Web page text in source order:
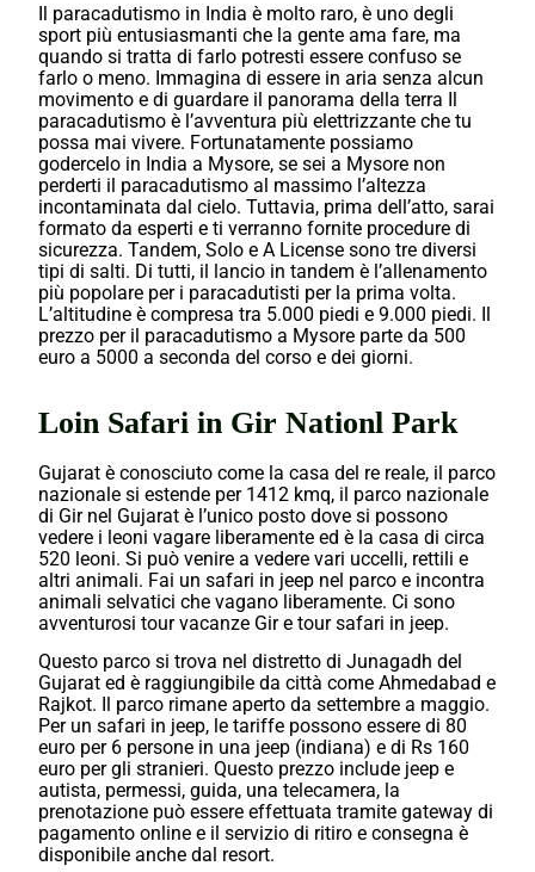
Il paracadutismo in India è molto raro, è uno degli
sport più entusiasmanti che la gente ama fare, ma
quando si tratta di farlo potresti essere confuso se
farlo o meno. Immagina di essere in aria senza alcun
movimento e di guardare il panorama della terra Il
paracadutismo è l’avventura più elettrizzante che tu
possa mai vivere. Fortunatamente possiamo
godercelo in India a Mysore, se sei a Mysore non
perderti il paracadutismo al massimo l’altezza
incontaminata dal cielo. Tuttavia, prima dell’atto, sarai
formato da esperti e ti verranno fornite procedure di
sicurezza. Tandem, Solo e A License sono tre diversi
tipi di salti. Di tutti, il lancio in tandem è l’allenamento
più popolare per i paracadutisti per la prima volta.
L’altitudine è compresa tra 5.000 piedi e 9.000 piedi. Il
prezzo per il paracadutismo a Mysore parte da 500
euro a 5000 a seconda del corso e dei giorni.
Loin Safari in Gir Nationl Park
Gujarat è conosciuto come la casa del re reale, il parco
nazionale si estende per 1412 kmq, il parco nazionale
di Gir nel Gujarat è l’unico posto dove si possono
vedere i leoni vagare liberamente ed è la casa di circa
520 leoni. Si può venire a vedere vari uccelli, rettili e
altri animali. Fai un safari in jeep nel parco e incontra
animali selvatici che vagano liberamente. Ci sono
avventurosi tour vacanze Gir e tour safari in jeep.
Questo parco si trova nel distretto di Junagadh del
Gujarat ed è raggiungibile da città come Ahmedabad e
Rajkot. Il parco rimane aperto da settembre a maggio.
Per un safari in jeep, le tariffe possono essere di 80
euro per 6 persone in una jeep (indiana) e di Rs 160
euro per gli stranieri. Questo prezzo include jeep e
autista, permessi, guida, una telecamera, la
prenotazione può essere effettuata tramite gateway di
pagamento online e il servizio di ritiro e consegna è
disponibile anche dal resort.